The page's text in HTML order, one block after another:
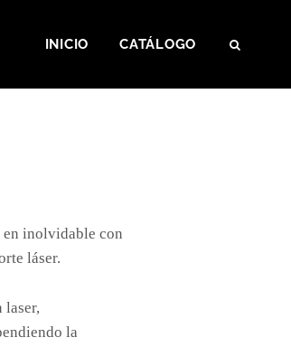
INICIO CATÁLOGO
en inolvidable con
láser.
la